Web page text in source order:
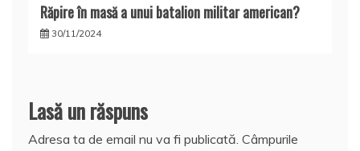
Răpire în masă a unui batalion militar american?
30/11/2024
Lasă un răspuns
Adresa ta de email nu va fi publicată. Câmpurile